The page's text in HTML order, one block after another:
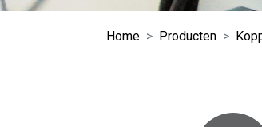
Home Producten